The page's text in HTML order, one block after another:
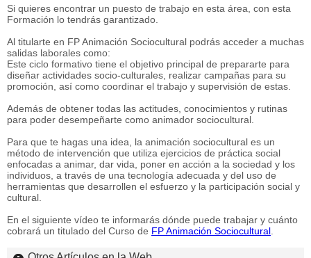
Si quieres encontrar un puesto de trabajo en esta área, con esta
Formación lo tendrás garantizado.
Al titularte en FP Animación Sociocultural podrás acceder a muchas
salidas laborales como:
Este ciclo formativo tiene el objetivo principal de prepararte para
diseñar actividades socio-culturales, realizar campañas para su
promoción, así como coordinar el trabajo y supervisión de estas.
Además de obtener todas las actitudes, conocimientos y rutinas
para poder desempeñarte como animador sociocultural.
Para que te hagas una idea, la animación sociocultural es un
método de intervención que utiliza ejercicios de práctica social
enfocadas a animar, dar vida, poner en acción a la sociedad y los
individuos, a través de una tecnología adecuada y del uso de
herramientas que desarrollen el esfuerzo y la participación social y
cultural.
En el siguiente vídeo te informarás dónde puede trabajar y cuánto
cobrará un titulado del Curso de FP Animación Sociocultural